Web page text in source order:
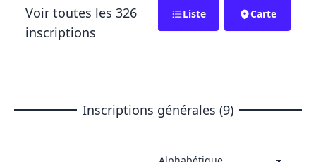
Voir toutes les 326
inscriptions
Liste Carte
Inscriptions générales (9)